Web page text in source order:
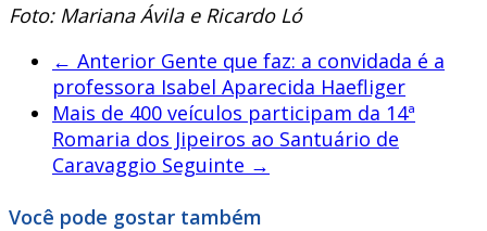
Foto: Mariana Ávila e Ricardo Ló
← Anterior Gente que faz: a convidada é a
professora Isabel Aparecida Haefliger
Mais de 400 veículos participam da 14ª
Romaria dos Jipeiros ao Santuário de
Caravaggio Seguinte →
Você pode gostar também